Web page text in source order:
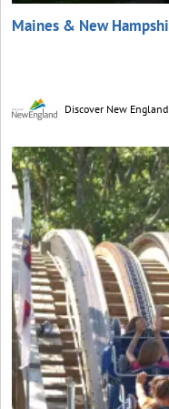
Maines & New
Discover New England